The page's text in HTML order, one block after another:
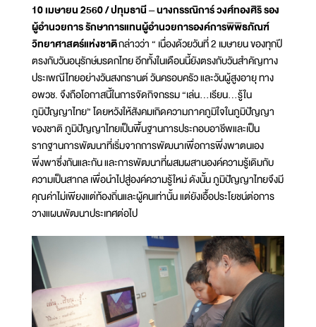
10 เมษายน 2560 / ปทุมธานี – นางกรรณิการ์ วงศ์ทองศิริ รอง
ผู้อำนวยการ รักษาการแทนผู้อำนวยการองค์การพิพิธภัณฑ์
วิทยาศาสตร์แห่งชาติกล่าวว่า “ เนื่องด้วยวันที่ 2 เมษายน ของทุกปี
ตรงกับวันอนุรักษ์มรดกไทย อีกทั้งในเดือนนี้ยังตรงกับวันสำคัญทาง
ประเพณีไทยอย่างวันสงกรานต์ วันครอบครัว และวันผู้สูงอายุ ทาง
อพวช. จึงถือโอกาสนี้ในการจัดกิจกรรม “เล่น...เรียน...รู้ใน
ภูมิปัญญาไทย” โดยหวังให้สังคมเกิดความภาคภูมิใจในภูมิปัญญา
ของชาติ ภูมิปัญญาไทยเป็นพื้นฐานการประกอบอาชีพและเป็น
รากฐานการพัฒนาที่เริ่มจากการพัฒนาเพื่อการพึ่งพาตนเอง
พึ่งพาซึ่งกันและกัน และการพัฒนาที่ผสมผสานองค์ความรู้เดิมกับ
ความเป็นสากล เพื่อนำไปสู่องค์ความรู้ใหม่ ดังนั้น ภูมิปัญญาไทยจึงมี
คุณค่าไม่เพียงแต่ท้องถิ่นและผู้คนเท่านั้น แต่ยังเอื้อประโยชน์ต่อการ
วางแผนพัฒนาประเทศต่อไป